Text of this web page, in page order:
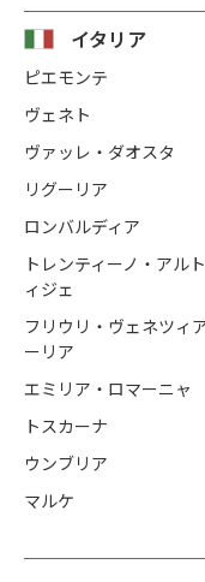
イタリア
ピエモンテ
ヴェネト
ヴァッレ・ダオスタ
リグーリア
ロンバルディア
トレンティーノ・アル
ィジェ
フリウリ・ヴェネツィ
ーリア
エミリア・ロマーニャ
トスカーナ
ウンブリア
マルケ